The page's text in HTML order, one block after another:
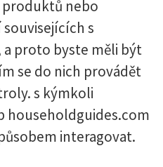
nebo
s
proto byste měli být
se do nich provádět
s kýmkoli
householdguides.com
interagovat.